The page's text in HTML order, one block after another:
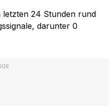
letzten 24 Stunden rund
darunter 0